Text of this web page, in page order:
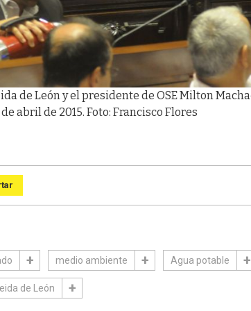
de León y el presidente de OSE Milton
abril de 2015. Foto: Francisco Flores
medio ambiente Agua potable
de León